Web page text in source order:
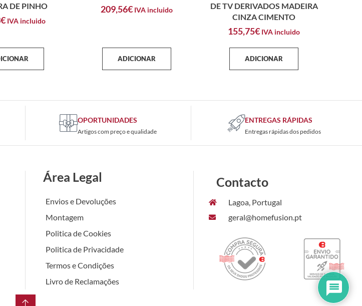
DE PINHO
€ IVA incluido
209,56€ IVA incluido
ADICIONAR
DE TV DERIVADOS MADEIRA
CINZA CIMENTO
155,75€ IVA incluido
ADICIONAR
OPORTUNIDADES
Artigos com preço e qualidade
ENTREGAS RÁPIDAS
Entregas rápidas dos pedidos
Área Legal
Envios e Devoluções
Montagem
Politica de Cookies
Politica de Privacidade
Termos e Condições
Livro de Reclamações
Contacto
Lagoa, Portugal
geral@homefusion.pt